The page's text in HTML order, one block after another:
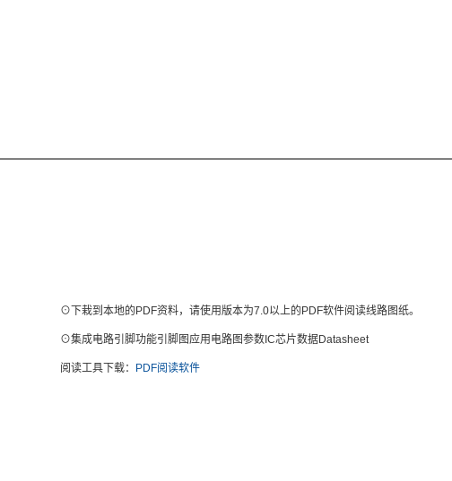
⊙下栽到本地的PDF资料，请使用版本为7.0以上的PDF软件阅读线路图纸。
⊙集成电路引脚功能引脚图应用电路图参数IC芯片数据Datasheet
阅读工具下载： PDF阅读软件